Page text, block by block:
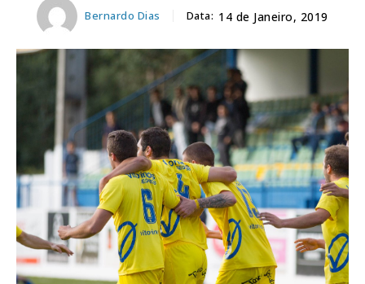
Bernardo Dias Data: 14 de Janeiro, 2019